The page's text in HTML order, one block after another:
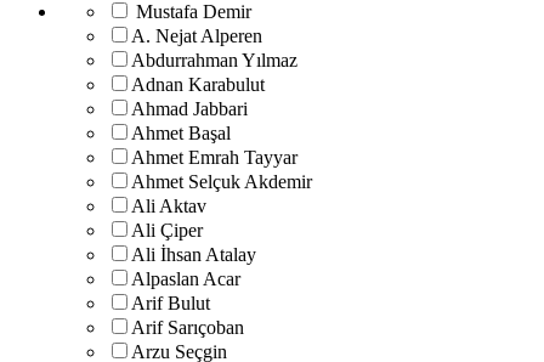
Mustafa Demir
A. Nejat Alperen
Abdurrahman Yılmaz
Adnan Karabulut
Ahmad Jabbari
Ahmet Başal
Ahmet Emrah Tayyar
Ahmet Selçuk Akdemir
Ali Aktav
Ali Çiper
Ali İhsan Atalay
Alpaslan Acar
Arif Bulut
Arif Sarıçoban
Arzu Seçgin